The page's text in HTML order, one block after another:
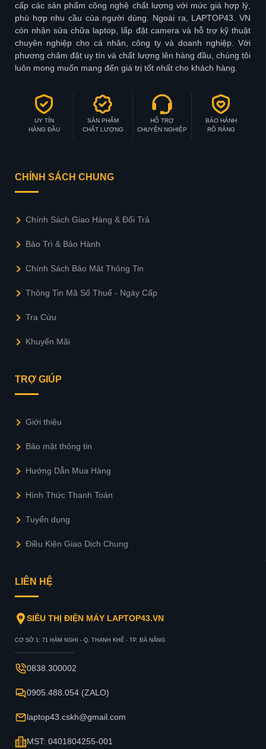
cấp các sản phẩm công nghệ chất lượng với mức giá hợp lý,
phù hợp nhu cầu của người dùng. Ngoài ra, LAPTOP43. VN
còn nhận sửa chữa laptop, lấp đặt camera và hỗ trợ kỹ thuật
chuyên nghiệp cho cá nhân, công ty và doanh nghiệp. Với
phương châm đặt uy tín và chất lượng lên hàng đầu, chúng tôi
luôn mong muốn mang đến giá trị tốt nhất cho khách hàng.
UY TÍN
HÀNG ĐẦU
SẢN PHẨM
CHẤT LƯỢNG
HỖ TRỢ
CHUYÊN NGHIỆP
BẢO HÀNH
RÕ RÀNG
CHÍNH SÁCH CHUNG
Chính Sách Giao Hàng & Đổi Trả
Bảo Trì & Bảo Hành
Chính Sách Bảo Mật Thông Tin
Thông Tin Mã Số Thuế - Ngày Cấp
Tra Cứu
Khuyến Mãi
TRỢ GIÚP
Giới thiệu
Bảo mật thông tin
Hướng Dẫn Mua Hàng
Hình Thức Thanh Toán
Tuyển dụng
Điều Kiện Giao Dịch Chung
LIÊN HỆ
SIÊU THỊ ĐIỆN MÁY LAPTOP43.VN
CƠ SỞ 1: 71 HÀM NGHI - Q. THANH KHẾ - TP. ĐÀ NẴNG
0838.300002
0905.488.054 (ZALO)
laptop43.cskh@gmail.com
MST: 0401804255-001